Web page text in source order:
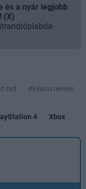
és a nyár legjobb
(X)
red #keanu reeves
4
Xbox